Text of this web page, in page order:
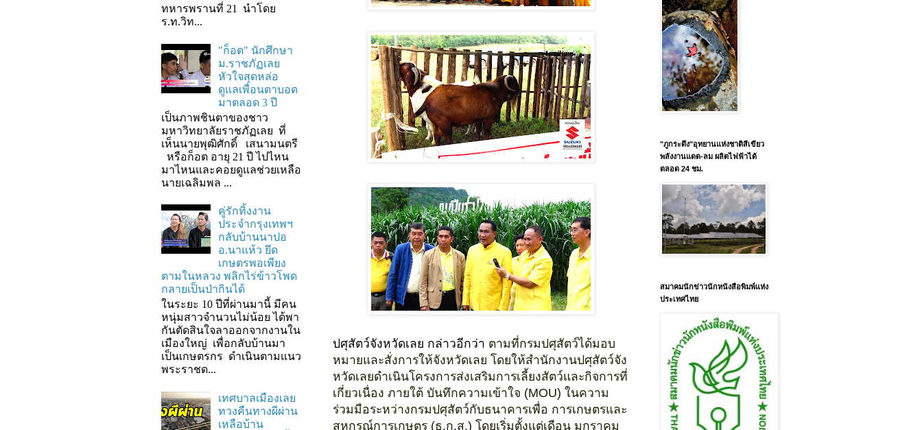
ปศุสัตว์จังหวัดเลย กล่าวอีกว่า ตามที่กรมปศุสัตว์ได้มอบ
หมายและสั่งการให้จังหวัดเลย โดยให้สํานักงานปศุสัตว์จัง
หวัดเลยดําเนินโครงการส่งเสริมการเลี้ยงสัตว์และกิจการที่
เกี่ยวเนื่อง ภายใต้ บันทึกความเข้าใจ (MOU) ในความ
ร่วมมือระหว่างกรมปศุสัตว์กับธนาคารเพื่อ การเกษตรและ
สหกรณ์การเกษตร (ธ.ก.ส.) โดยเริ่มตั้งแต่เดือน มกราคม
ทหารพรานที่ 21 นำโดย
ร.ท.วิท...
"ก็อต" นักศึกษา
ม.ราชภัฏเลย
หัวใจสุดหล่อ
ดูแลเพื่อนตาบอด
มาตลอด 3 ปี
เป็นภาพชินตาของชาว
มหาวิทยาลัยราชภัฏเลย ที่
เห็นนายพุฒิศักดิ์ เสนามนตรี
หรือก็อต อายุ 21 ปี ไปไหน
มาไหนและคอยดูแลช่วยเหลือ
นายเฉลิมพล ...
คู่รักทิ้งงาน
ประจำกรุงเทพฯ
กลับบ้านนาปอ
อ.นาแห้ว ยึด
เกษตรพอเพียง
ตามในหลวง พลิกไร่ข้าวโพด
กลายเป็นป่ากินได้
ในระยะ 10 ปีที่ผ่านมานี้ มีคน
หนุ่มสาวจำนวนไม่น้อย ได้พา
กันตัดสินใจลาออกจากงานใน
เมืองใหญ่ เพื่อกลับบ้านมา
เป็นเกษตรกร ดำเนินตามแนว
พระราชด...
เทศบาลเมืองเลย
ทวงคืนทางผีผ่าน
เหลือบ้าน
"ภูกระดึง"อุทยานแห่งชาติสีเขียว
พลังงานแดด-ลม ผลิตไฟฟ้าได้
ตลอด 24 ชม.
สมาคมนักข่าวนักหนังสือพิมพ์แห่ง
ประเทศไทย